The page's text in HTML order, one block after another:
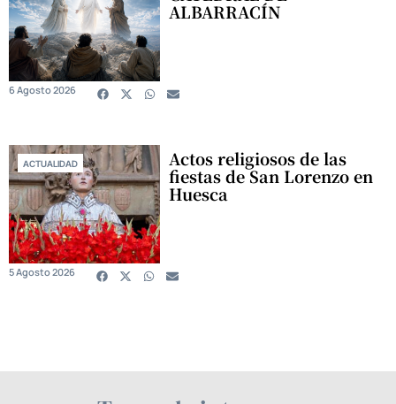
ALBARRACÍN
6 Agosto 2026
ACTUALIDAD Actos religiosos de las
fiestas de San Lorenzo en
Huesca
5 Agosto 2026